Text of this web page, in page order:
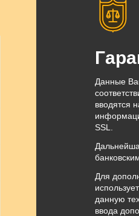
Данные
вводятся
SSL.
Для
данную
ввода